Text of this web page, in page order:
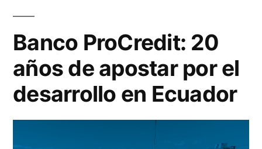
Banco ProCredit: 20
años de apostar por el
desarrollo en Ecuador